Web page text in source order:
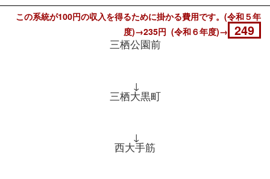
この系統が100円の収入を得るために掛かる費用です。(令和５年
度)→235円 (令和６年度)→ 249
三栖公園前
↓
三栖大黒町
↓
西大手筋